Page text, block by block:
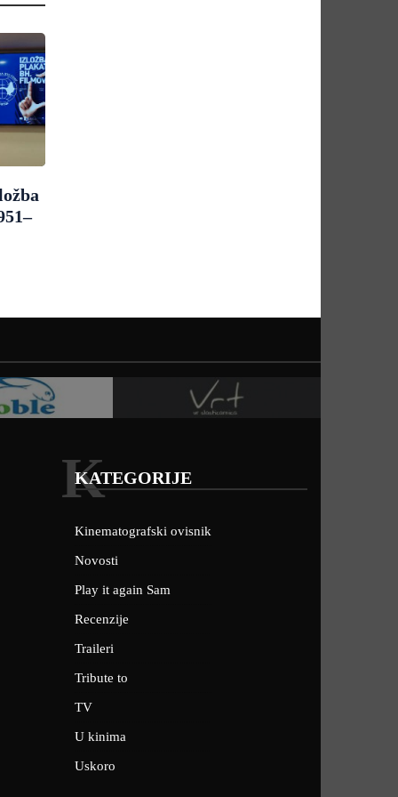
KATEGORIJE
K
Kinematografski ovisnik
Novosti
Play it again Sam
Recenzije
Traileri
Tribute to
TV
U kinima
Uskoro